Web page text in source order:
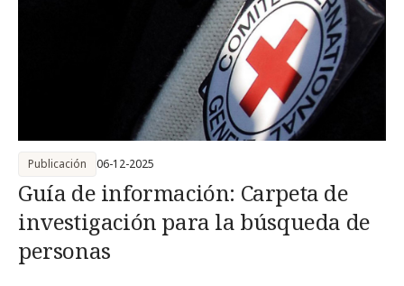
Guía de información: Carpeta de
investigación para la búsqueda de
personas
Publicación 06-12-2025